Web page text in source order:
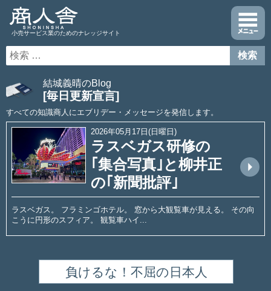
小売サービス業のためのナレッジサイト
結城義晴のBlog
[毎日更新宣言]
すべての知識商人にエブリデー・メッセージを発信します。
2026年05月17日(日曜日)
ラスベガス研修の
｢集合写真｣と柳井正
の｢新聞批評｣
arrow_drop_up
ラスベガス。 フラミンゴホテル。 窓から大観覧車が見える。 その向
こうに円形のスフィア。 観覧車ハイ...
負けるな！不屈の日本人